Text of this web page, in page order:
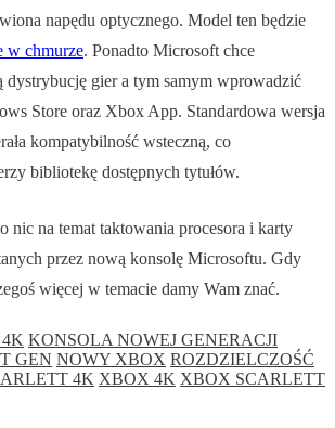
napędu optycznego. Model ten będzie
w chmurze. Ponadto Microsoft chce
gier a tym samym wprowadzić
Store oraz Xbox App. Standardowa wersja
kompatybilność wsteczną, co
bibliotekę dostępnych tytułów.
nic na temat taktowania procesora i karty
przez nową konsolę Microsoftu. Gdy
więcej w temacie damy Wam znać.
KONSOLA NOWEJ GENERACJI
GEN NOWY XBOX ROZDZIELCZOŚĆ
4K XBOX 4K XBOX SCARLETT